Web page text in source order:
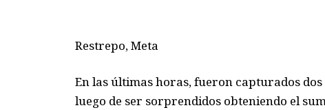
Restrepo, Meta
En las últimas horas, fueron capturados
luego de ser sorprendidos obteniendo el